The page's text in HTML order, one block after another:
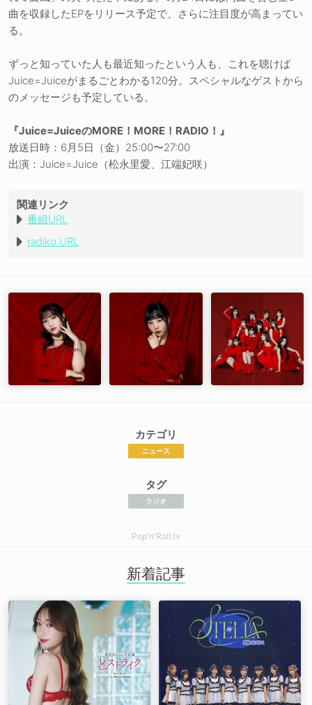
曲を収録したEPをリリース予定で、さらに注目度が高まってい
る。
ずっと知っていた人も最近知ったという人も、これを聴けば
Juice=Juiceがまるごとわかる120分。スペシャルなゲストから
のメッセージも予定している。
『Juice=JuiceのMORE！MORE！RADIO！』
放送日時：6月5日（金）25:00〜27:00
出演：Juice=Juice（松永里愛、江端妃咲）
関連リンク
番組URL
radiko URL
カテゴリ
ニュース
タグ
ラジオ
Pop'n'Roll.tv
新着記事